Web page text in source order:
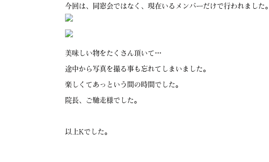
今回は、同窓会ではなく、現在いるメンバーだけで行われました。
美味しい物をたくさん頂いて…
途中から写真を撮る事も忘れてしまいました。
楽しくてあっという間の時間でした。
院長、ご馳走様でした。
以上Kでした。